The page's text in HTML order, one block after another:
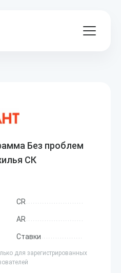
Без проблем
СК
CR
AR
Ставки
для зарегистрированных